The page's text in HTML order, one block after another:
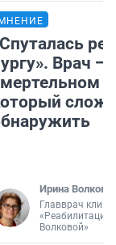
МНЕНИЕ
Врач —
Ирина Волкова
Главврач
«Реабилитация
Волковой»